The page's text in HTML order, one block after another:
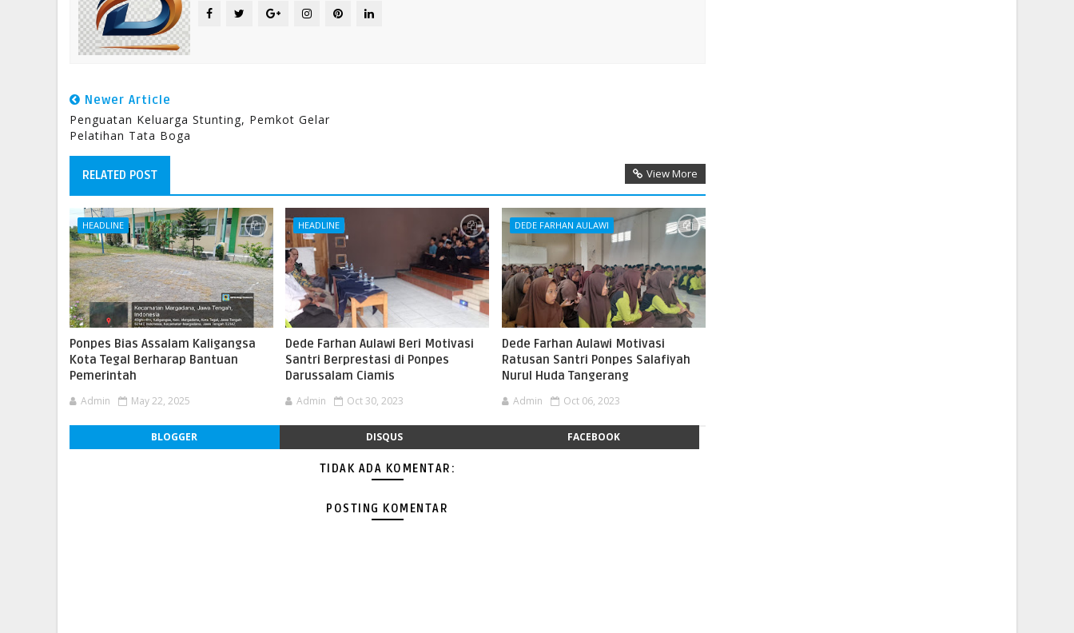
Newer Article
Penguatan Keluarga Stunting, Pemkot Gelar
Pelatihan Tata Boga
RELATED POST View More
HEADLINE
Ponpes Bias Assalam Kaligangsa
Kota Tegal Berharap Bantuan
Pemerintah
Admin May 22, 2025
HEADLINE
Dede Farhan Aulawi Beri Motivasi
Santri Berprestasi di Ponpes
Darussalam Ciamis
Admin Oct 30, 2023
DEDE FARHAN AULAWI
Dede Farhan Aulawi Motivasi
Ratusan Santri Ponpes Salafiyah
Nurul Huda Tangerang
Admin Oct 06, 2023
BLOGGER DISQUS FACEBOOK
TIDAK ADA KOMENTAR:
POSTING KOMENTAR